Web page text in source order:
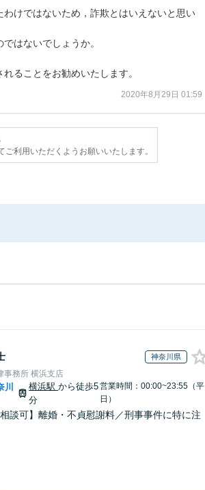
けではないため，詐欺とはいえないと思い
はないでしょうか。
ることをお勧めいたします。
2020年8月29日 01:59
利用いただくようお願いいたします。
神奈川県
事務所 横浜支店
川
横浜駅から徒歩5
分
営業時間：00:00~23:55（平
日）
相談可】離婚・不貞慰謝料／刑事事件に特に注